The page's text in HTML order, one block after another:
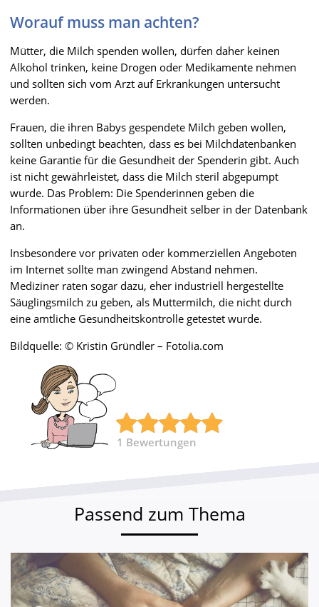
Worauf muss man achten?
Mütter, die Milch spenden wollen, dürfen daher keinen
Alkohol trinken, keine Drogen oder Medikamente nehmen
und sollten sich vom Arzt auf Erkrankungen untersucht
werden.
Frauen, die ihren Babys gespendete Milch geben wollen,
sollten unbedingt beachten, dass es bei Milchdatenbanken
keine Garantie für die Gesundheit der Spenderin gibt. Auch
ist nicht gewährleistet, dass die Milch steril abgepumpt
wurde. Das Problem: Die Spenderinnen geben die
Informationen über ihre Gesundheit selber in der Datenbank
an.
Insbesondere vor privaten oder kommerziellen Angeboten
im Internet sollte man zwingend Abstand nehmen.
Mediziner raten sogar dazu, eher industriell hergestellte
Säuglingsmilch zu geben, als Muttermilch, die nicht durch
eine amtliche Gesundheitskontrolle getestet wurde.
Bildquelle: © Kristin Gründler – Fotolia.com
1 Bewertungen
Passend zum Thema